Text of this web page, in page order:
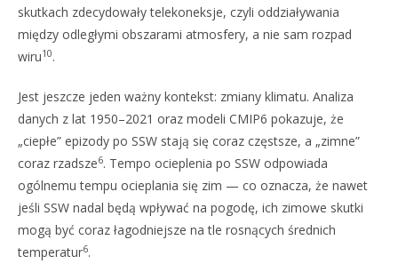
skutkach zdecydowały telekoneksje, czyli oddziaływania
między odległymi obszarami atmosfery, a nie sam rozpad
wiru10.
Jest jeszcze jeden ważny kontekst: zmiany klimatu. Analiza
danych z lat 1950–2021 oraz modeli CMIP6 pokazuje, że
„ciepłe” epizody po SSW stają się coraz częstsze, a „zimne”
coraz rzadsze6. Tempo ocieplenia po SSW odpowiada
ogólnemu tempu ocieplania się zim — co oznacza, że nawet
jeśli SSW nadal będą wpływać na pogodę, ich zimowe skutki
mogą być coraz łagodniejsze na tle rosnących średnich
temperatur6.